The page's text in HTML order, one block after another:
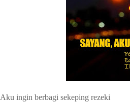
Aku ingin berbagi sekeping rezeki